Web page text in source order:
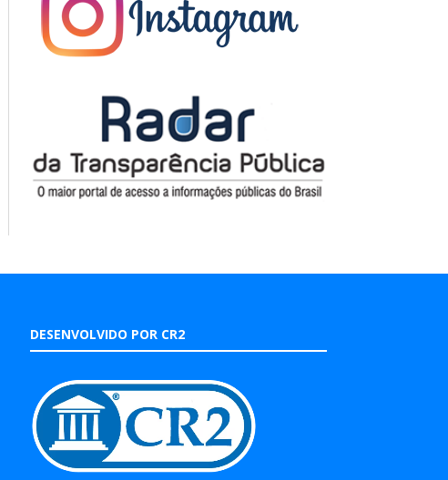
DESENVOLVIDO POR CR2